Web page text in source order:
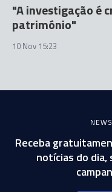
"A investigação é
património"
10 Nov 15:23
Receba
notícias do